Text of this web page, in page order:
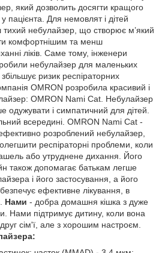
який дозволить досягти кращого
пацієнта. Для немовлят і дітей
тихий небулайзер, що створює м’який
комфортнішим та менш
ліків. Саме тому, інженери
небулайзер для маленьких
збільшує ризик респіраторних
OMRON розробила красивий і
OMRON Nami Cat. Небулайзер
одужувати і симпатичний для дітей.
всередині. OMRON Nami Cat -
розроблений небулайзер,
респіраторні проблеми, коли
або утруднене дихання. Його
також допомагає батькам легше
і його застосування, а його
ефективне лікування, в
Нами - добра домашня кішка з дуже
Нами підтримує дитину, коли вона
сім'ї, але з хорошим настроєм.
: